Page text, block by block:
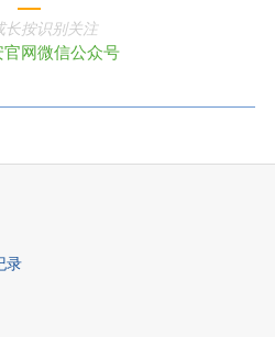
长按识别关注
网微信公众号
录